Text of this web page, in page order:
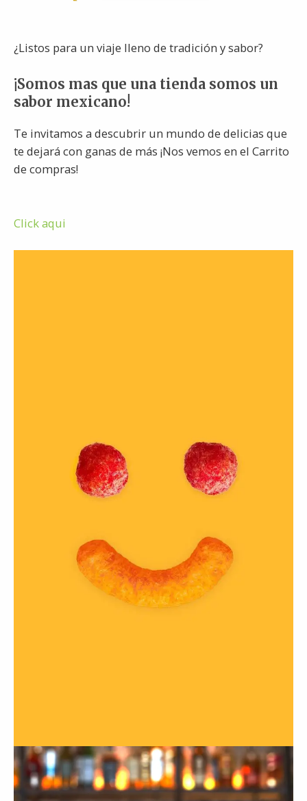
¿Listos para un viaje lleno de tradición y sabor?
¡Somos mas que una tienda somos un
sabor mexicano!
Te invitamos a descubrir un mundo de delicias que
te dejará con ganas de más ¡Nos vemos en el Carrito
de compras!
Click aqui